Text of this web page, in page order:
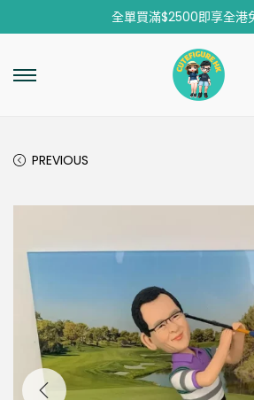
全單買滿$2500即享全港
PREVIOUS